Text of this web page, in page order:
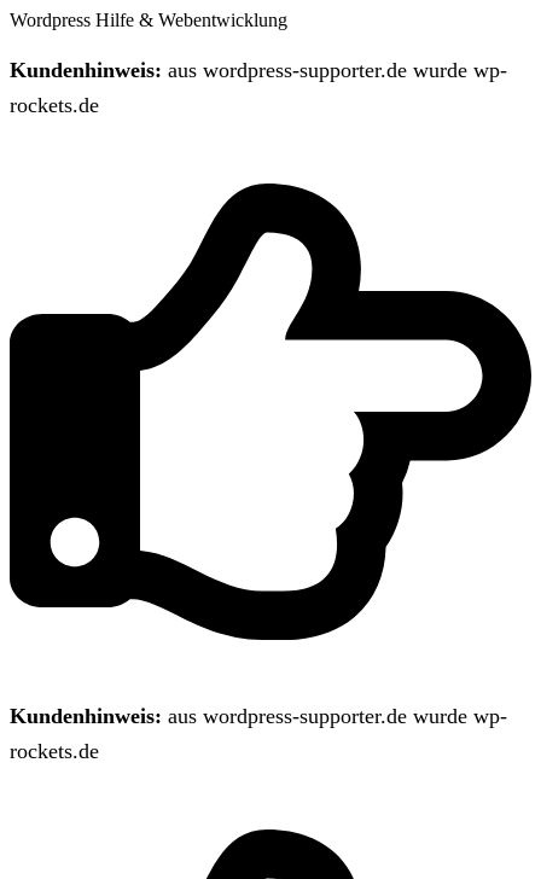
Wordpress Hilfe & Webentwicklung
Kundenhinweis: aus wordpress-supporter.de wurde wp-
rockets.de
Kundenhinweis: aus wordpress-supporter.de wurde wp-
rockets.de